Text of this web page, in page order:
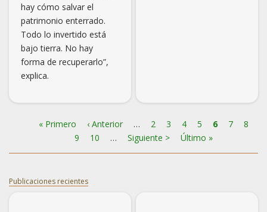
hay cómo salvar el
patrimonio enterrado.
Todo lo invertido está
bajo tierra. No hay
forma de recuperarlo”,
explica.
Paginación
Primera
« Primero
Página
anterior
‹ Anterior … Page
2 Page
3 Page
4 Page
5
Página
actual
6 Page
7 Page
8
9
Page
10 …
Siguiente
página
Siguiente >
Última
página
Último »
Publicaciones recientes